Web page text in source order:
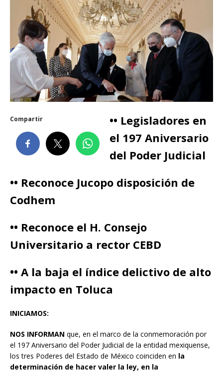
Compartir
•• Legisladores en
el 197 Aniversario
del Poder Judicial
•• Reconoce Jucopo disposición de
Codhem
•• Reconoce el H. Consejo
Universitario a rector CEBD
•• A la baja el índice delictivo de alto
impacto en Toluca
INICIAMOS:
NOS INFORMAN que, en el marco de la conmemoración por
el 197 Aniversario del Poder Judicial de la entidad mexiquense,
los tres Poderes del Estado de México coinciden en la
determinación de hacer valer la ley, en la